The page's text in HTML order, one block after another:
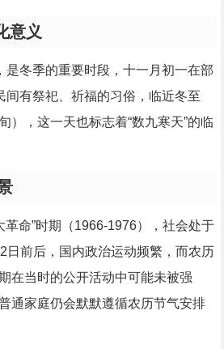
意义
是冬季的重要时段，十一月初一在部
间有祭祀、祈福的习俗，临近冬至
），这一天也标志着“数九寒天”的临
革命”时期（1966-1976），社会处于
日前后，国内政治运动频繁，而农历
在当时的公开活动中可能未被强
通家庭仍会默默遵循农历节气安排